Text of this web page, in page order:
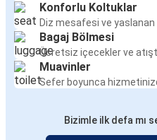
Konforlu Koltuklar
Diz mesafesi ve
Bagaj Bölmesi
Ücretsiz içecekler ve
Muavinler
Sefer boyunca
Bizimle ilk defa mı